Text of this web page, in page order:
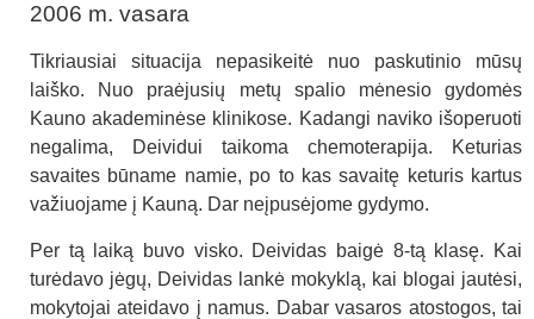
2006 m. vasara
Tikriausiai situacija nepasikeitė nuo paskutinio mūsų
laiško. Nuo praėjusių metų spalio mėnesio gydomės
Kauno akademinėse klinikose. Kadangi naviko išoperuoti
negalima, Deividui taikoma chemoterapija. Keturias
savaites būname namie, po to kas savaitę keturis kartus
važiuojame į Kauną. Dar neįpusėjome gydymo.
Per tą laiką buvo visko. Deividas baigė 8-tą klasę. Kai
turėdavo jėgų, Deividas lankė mokyklą, kai blogai jautėsi,
mokytojai ateidavo į namus. Dabar vasaros atostogos, tai